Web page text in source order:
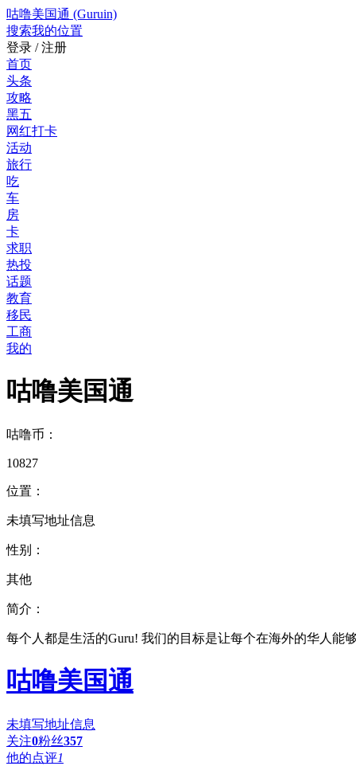
咕噜美国通 (Guruin)
搜索我的位置
登录 / 注册
首页
头条
攻略
黑五
网红打卡
活动
旅行
吃
车
房
卡
求职
热投
话题
教育
移民
工商
我的
咕噜美国通
咕噜币：
10827
位置：
未填写地址信息
性别：
其他
简介：
每个人都是生活的Guru! 我们的目标是让每个在海外的华人能
咕噜美国通
未填写地址信息
关注0粉丝357
他的点评1